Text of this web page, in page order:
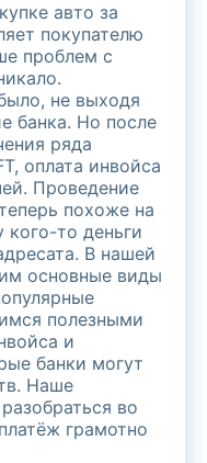
авто за
покупателю
проблем с
не выходя
банка. Но после
ряда
оплата инвойса
Проведение
похоже на
кого-то деньги
В нашей
основные виды
полезными
и
банки могут
Наше
во
грамотно